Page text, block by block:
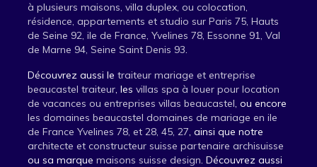
à plusieurs maisons, villa duplex, ou colocation,
résidence, appartements et studio sur Paris 75, Hauts
de Seine 92, ile de France, Yvelines 78, Essonne 91, Val
de Marne 94, Seine Saint Denis 93.
Découvrez aussi le traiteur mariage et entreprise
beaucastel traiteur, les villas spa à louer pour location
de vacances ou entreprises villas beaucastel, ou encore
les domaines beaucastel domaines de mariage en ile
de France Yvelines 78, et 28, 45, 27, ainsi que notre
architecte et constructeur suisse partenaire archisuisse
ou sa marque maisons suisse design. Découvrez aussi